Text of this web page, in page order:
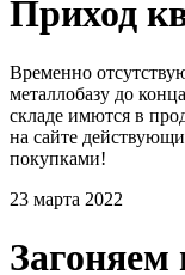
Приход
Временно
металлобазу до
складе имются в
на сайте
покупками!
23 марта 2022